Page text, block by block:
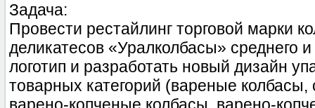
Задача:
Провести рестайлинг торговой марки
деликатесов «Уралколбасы» среднего
логотип и разработать новый дизайн
товарных категорий (вареные колбасы,